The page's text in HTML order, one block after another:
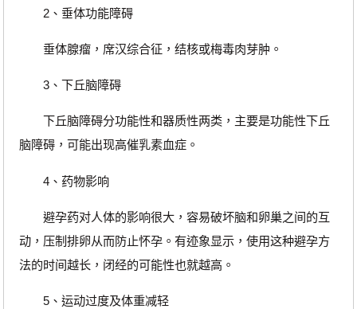
2、垂体功能障碍
垂体腺瘤，席汉综合征，结核或梅毒肉芽肿。
3、下丘脑障碍
下丘脑障碍分功能性和器质性两类，主要是功能性下丘
脑障碍，可能出现高催乳素血症。
4、药物影响
避孕药对人体的影响很大，容易破坏脑和卵巢之间的互
动，压制排卵从而防止怀孕。有迹象显示，使用这种避孕方
法的时间越长，闭经的可能性也就越高。
5、运动过度及体重减轻